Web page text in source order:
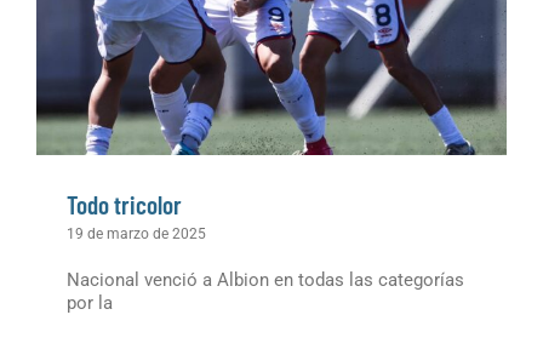
Todo tricolor
19 de marzo de 2025
Nacional venció a Albion en todas las categorías
por la